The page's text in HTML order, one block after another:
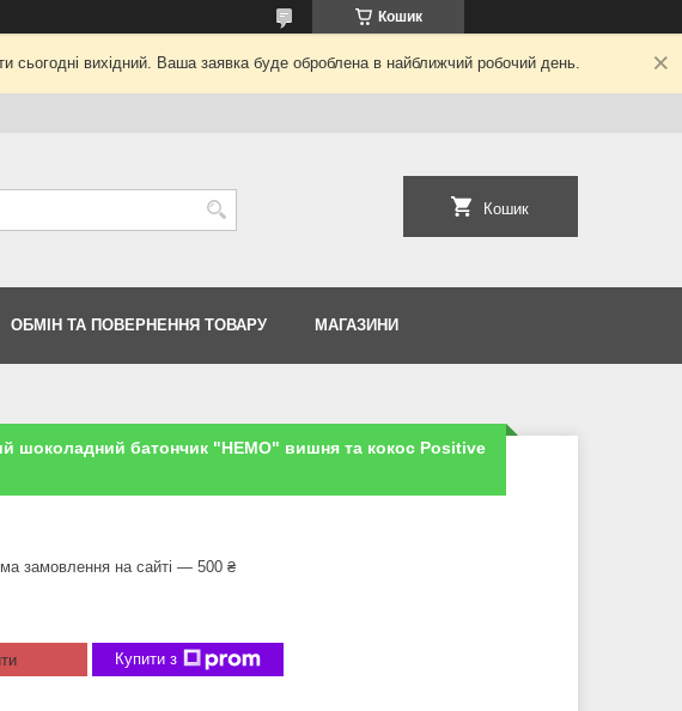
Кошик
сьогодні вихідний. Ваша заявка буде оброблена в найближчий робочий день.
Кошик
ОБМІН ТА ПОВЕРНЕННЯ ТОВАРУ МАГАЗИНИ
шоколадний батончик "HEMO" вишня та кокос Positive
замовлення на сайті — 500 ₴
Купити з